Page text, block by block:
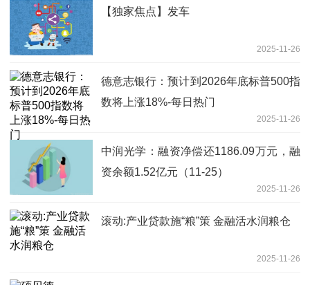
【独家焦点】发车
2025-11-26
德意志银行：预计到2026年底标普500指
数将上涨18%-每日热门
2025-11-26
中润光学：融资净偿还1186.09万元，融
资余额1.52亿元（11-25）
2025-11-26
滚动:产业贷款施“粮”策 金融活水润粮仓
2025-11-26